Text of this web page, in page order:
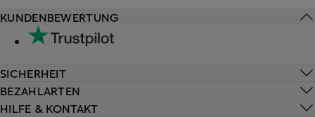
HILFE & KONTAKT
KUNDENBEWERTUNG
SICHERHEIT
BEZAHLARTEN